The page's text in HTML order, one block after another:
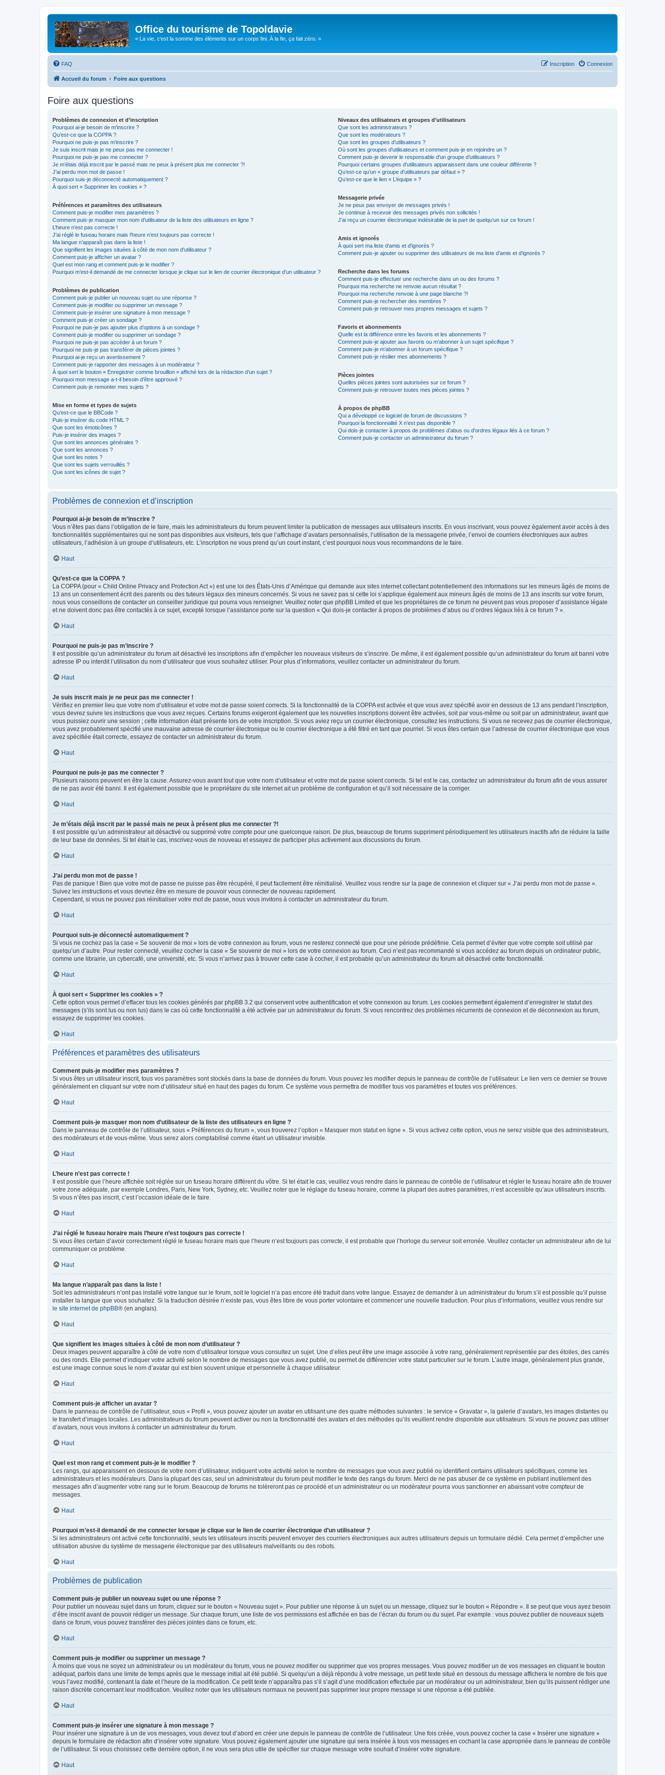
Office du tourisme de Topoldavie
« La vie, c'est la somme des éléments sur un corps fini. À la fin, ça fait zéro. »
FAQ Connexion
Inscription
Accueil du forum Foire aux questions
Foire aux questions
Problèmes de connexion et d’inscription
Pourquoi ai-je besoin de m’inscrire ?
Qu’est-ce que la COPPA ?
Pourquoi ne puis-je pas m’inscrire ?
Je suis inscrit mais je ne peux pas me connecter !
Pourquoi ne puis-je pas me connecter ?
Je m’étais déjà inscrit par le passé mais ne peux à présent plus me connecter ?!
J’ai perdu mon mot de passe !
Pourquoi suis-je déconnecté automatiquement ?
À quoi sert « Supprimer les cookies » ?
Préférences et paramètres des utilisateurs
Comment puis-je modifier mes paramètres ?
Comment puis-je masquer mon nom d’utilisateur de la liste des utilisateurs en ligne ?
L’heure n’est pas correcte !
J’ai réglé le fuseau horaire mais l’heure n’est toujours pas correcte !
Ma langue n’apparaît pas dans la liste !
Que signifient les images situées à côté de mon nom d’utilisateur ?
Comment puis-je afficher un avatar ?
Quel est mon rang et comment puis-je le modifier ?
Pourquoi m’est-il demandé de me connecter lorsque je clique sur le lien de courrier électronique d’un utilisateur ?
Problèmes de publication
Comment puis-je publier un nouveau sujet ou une réponse ?
Comment puis-je modifier ou supprimer un message ?
Comment puis-je insérer une signature à mon message ?
Comment puis-je créer un sondage ?
Pourquoi ne puis-je pas ajouter plus d’options à un sondage ?
Comment puis-je modifier ou supprimer un sondage ?
Pourquoi ne puis-je pas accéder à un forum ?
Pourquoi ne puis-je pas transférer de pièces jointes ?
Pourquoi ai-je reçu un avertissement ?
Comment puis-je rapporter des messages à un modérateur ?
À quoi sert le bouton « Enregistrer comme brouillon » affiché lors de la rédaction d’un sujet ?
Pourquoi mon message a-t-il besoin d’être approuvé ?
Comment puis-je remonter mes sujets ?
Mise en forme et types de sujets
Qu’est-ce que le BBCode ?
Puis-je insérer du code HTML ?
Que sont les émoticônes ?
Puis-je insérer des images ?
Que sont les annonces générales ?
Que sont les annonces ?
Que sont les notes ?
Que sont les sujets verrouillés ?
Que sont les icônes de sujet ?
Niveaux des utilisateurs et groupes d’utilisateurs
Que sont les administrateurs ?
Que sont les modérateurs ?
Que sont les groupes d’utilisateurs ?
Où sont les groupes d’utilisateurs et comment puis-je en rejoindre un ?
Comment puis-je devenir le responsable d’un groupe d’utilisateurs ?
Pourquoi certains groupes d’utilisateurs apparaissent dans une couleur différente ?
Qu’est-ce qu’un « groupe d’utilisateurs par défaut » ?
Qu’est-ce que le lien « L’équipe » ?
Messagerie privée
Je ne peux pas envoyer de messages privés !
Je continue à recevoir des messages privés non sollicités !
J’ai reçu un courrier électronique indésirable de la part de quelqu’un sur ce forum !
Amis et ignorés
À quoi sert ma liste d’amis et d’ignorés ?
Comment puis-je ajouter ou supprimer des utilisateurs de ma liste d’amis et d’ignorés ?
Recherche dans les forums
Comment puis-je effectuer une recherche dans un ou des forums ?
Pourquoi ma recherche ne renvoie aucun résultat ?
Pourquoi ma recherche renvoie à une page blanche ?!
Comment puis-je rechercher des membres ?
Comment puis-je retrouver mes propres messages et sujets ?
Favoris et abonnements
Quelle est la différence entre les favoris et les abonnements ?
Comment puis-je ajouter aux favoris ou m’abonner à un sujet spécifique ?
Comment puis-je m’abonner à un forum spécifique ?
Comment puis-je résilier mes abonnements ?
Pièces jointes
Quelles pièces jointes sont autorisées sur ce forum ?
Comment puis-je retrouver toutes mes pièces jointes ?
À propos de phpBB
Qui a développé ce logiciel de forum de discussions ?
Pourquoi la fonctionnalité X n’est pas disponible ?
Qui dois-je contacter à propos de problèmes d’abus ou d’ordres légaux liés à ce forum ?
Comment puis-je contacter un administrateur du forum ?
Problèmes de connexion et d’inscription
Pourquoi ai-je besoin de m’inscrire ?
Vous n’êtes pas dans l’obligation de le faire, mais les administrateurs du forum peuvent limiter la publication de messages aux utilisateurs inscrits. En vous inscrivant, vous pouvez également avoir accès à des
fonctionnalités supplémentaires qui ne sont pas disponibles aux visiteurs, tels que l’affichage d’avatars personnalisés, l’utilisation de la messagerie privée, l’envoi de courriers électroniques aux autres
utilisateurs, l’adhésion à un groupe d’utilisateurs, etc. L’inscription ne vous prend qu’un court instant, c’est pourquoi nous vous recommandons de le faire.
Haut
Qu’est-ce que la COPPA ?
La COPPA (pour « Child Online Privacy and Protection Act ») est une loi des États-Unis d’Amérique qui demande aux sites internet collectant potentiellement des informations sur les mineurs âgés de moins de
13 ans un consentement écrit des parents ou des tuteurs légaux des mineurs concernés. Si vous ne savez pas si cette loi s’applique également aux mineurs âgés de moins de 13 ans inscrits sur votre forum,
nous vous conseillons de contacter un conseiller juridique qui pourra vous renseigner. Veuillez noter que phpBB Limited et que les propriétaires de ce forum ne peuvent pas vous proposer d’assistance légale
et ne doivent donc pas être contactés à ce sujet, excepté lorsque l’assistance porte sur la question « Qui dois-je contacter à propos de problèmes d’abus ou d’ordres légaux liés à ce forum ? ».
Haut
Pourquoi ne puis-je pas m’inscrire ?
Il est possible qu’un administrateur du forum ait désactivé les inscriptions afin d’empêcher les nouveaux visiteurs de s’inscrire. De même, il est également possible qu’un administrateur du forum ait banni votre
adresse IP ou interdit l’utilisation du nom d’utilisateur que vous souhaitez utiliser. Pour plus d’informations, veuillez contacter un administrateur du forum.
Haut
Je suis inscrit mais je ne peux pas me connecter !
Vérifiez en premier lieu que votre nom d’utilisateur et votre mot de passe soient corrects. Si la fonctionnalité de la COPPA est activée et que vous avez spécifié avoir en dessous de 13 ans pendant l’inscription,
vous devrez suivre les instructions que vous avez reçues. Certains forums exigeront également que les nouvelles inscriptions doivent être activées, soit par vous-même ou soit par un administrateur, avant que
vous puissiez ouvrir une session ; cette information était présente lors de votre inscription. Si vous aviez reçu un courrier électronique, consultez les instructions. Si vous ne recevez pas de courrier électronique,
vous avez probablement spécifié une mauvaise adresse de courrier électronique ou le courrier électronique a été filtré en tant que pourriel. Si vous êtes certain que l’adresse de courrier électronique que vous
avez spécifiée était correcte, essayez de contacter un administrateur du forum.
Haut
Pourquoi ne puis-je pas me connecter ?
Plusieurs raisons peuvent en être la cause. Assurez-vous avant tout que votre nom d’utilisateur et votre mot de passe soient corrects. Si tel est le cas, contactez un administrateur du forum afin de vous assurer
de ne pas avoir été banni. Il est également possible que le propriétaire du site internet ait un problème de configuration et qu’il soit nécessaire de la corriger.
Haut
Je m’étais déjà inscrit par le passé mais ne peux à présent plus me connecter ?!
Il est possible qu’un administrateur ait désactivé ou supprimé votre compte pour une quelconque raison. De plus, beaucoup de forums suppriment périodiquement les utilisateurs inactifs afin de réduire la taille
de leur base de données. Si tel était le cas, inscrivez-vous de nouveau et essayez de participer plus activement aux discussions du forum.
Haut
J’ai perdu mon mot de passe !
Pas de panique ! Bien que votre mot de passe ne puisse pas être récupéré, il peut facilement être réinitialisé. Veuillez vous rendre sur la page de connexion et cliquer sur « J’ai perdu mon mot de passe ».
Suivez les instructions et vous devriez être en mesure de pouvoir vous connecter de nouveau rapidement.
Cependant, si vous ne pouvez pas réinitialiser votre mot de passe, nous vous invitons à contacter un administrateur du forum.
Haut
Pourquoi suis-je déconnecté automatiquement ?
Si vous ne cochez pas la case « Se souvenir de moi » lors de votre connexion au forum, vous ne resterez connecté que pour une période prédéfinie. Cela permet d’éviter que votre compte soit utilisé par
quelqu’un d’autre. Pour rester connecté, veuillez cocher la case « Se souvenir de moi » lors de votre connexion au forum. Ceci n’est pas recommandé si vous accédez au forum depuis un ordinateur public,
comme une librairie, un cybercafé, une université, etc. Si vous n’arrivez pas à trouver cette case à cocher, il est probable qu’un administrateur du forum ait désactivé cette fonctionnalité.
Haut
À quoi sert « Supprimer les cookies » ?
Cette option vous permet d’effacer tous les cookies générés par phpBB 3.2 qui conservent votre authentification et votre connexion au forum. Les cookies permettent également d’enregistrer le statut des
messages (s’ils sont lus ou non lus) dans le cas où cette fonctionnalité a été activée par un administrateur du forum. Si vous rencontrez des problèmes récurrents de connexion et de déconnexion au forum,
essayez de supprimer les cookies.
Haut
Préférences et paramètres des utilisateurs
Comment puis-je modifier mes paramètres ?
Si vous êtes un utilisateur inscrit, tous vos paramètres sont stockés dans la base de données du forum. Vous pouvez les modifier depuis le panneau de contrôle de l’utilisateur. Le lien vers ce dernier se trouve
généralement en cliquant sur votre nom d’utilisateur situé en haut des pages du forum. Ce système vous permettra de modifier tous vos paramètres et toutes vos préférences.
Haut
Comment puis-je masquer mon nom d’utilisateur de la liste des utilisateurs en ligne ?
Dans le panneau de contrôle de l’utilisateur, sous « Préférences du forum », vous trouverez l’option « Masquer mon statut en ligne ». Si vous activez cette option, vous ne serez visible que des administrateurs,
des modérateurs et de vous-même. Vous serez alors comptabilisé comme étant un utilisateur invisible.
Haut
L’heure n’est pas correcte !
Il est possible que l’heure affichée soit réglée sur un fuseau horaire différent du vôtre. Si tel était le cas, veuillez vous rendre dans le panneau de contrôle de l’utilisateur et régler le fuseau horaire afin de trouver
votre zone adéquate, par exemple Londres, Paris, New York, Sydney, etc. Veuillez noter que le réglage du fuseau horaire, comme la plupart des autres paramètres, n’est accessible qu’aux utilisateurs inscrits.
Si vous n’êtes pas inscrit, c’est l’occasion idéale de le faire.
Haut
J’ai réglé le fuseau horaire mais l’heure n’est toujours pas correcte !
Si vous êtes certain d’avoir correctement réglé le fuseau horaire mais que l’heure n’est toujours pas correcte, il est probable que l’horloge du serveur soit erronée. Veuillez contacter un administrateur afin de lui
communiquer ce problème.
Haut
Ma langue n’apparaît pas dans la liste !
Soit les administrateurs n’ont pas installé votre langue sur le forum, soit le logiciel n’a pas encore été traduit dans votre langue. Essayez de demander à un administrateur du forum s’il est possible qu’il puisse
installer la langue que vous souhaitez. Si la traduction désirée n’existe pas, vous êtes libre de vous porter volontaire et commencer une nouvelle traduction. Pour plus d’informations, veuillez vous rendre sur
le site internet de phpBB® (en anglais).
Haut
Que signifient les images situées à côté de mon nom d’utilisateur ?
Deux images peuvent apparaître à côté de votre nom d’utilisateur lorsque vous consultez un sujet. Une d’elles peut être une image associée à votre rang, généralement représentée par des étoiles, des carrés
ou des ronds. Elle permet d’indiquer votre activité selon le nombre de messages que vous avez publié, ou permet de différencier votre statut particulier sur le forum. L’autre image, généralement plus grande,
est une image connue sous le nom d’avatar qui est bien souvent unique et personnelle à chaque utilisateur.
Haut
Comment puis-je afficher un avatar ?
Dans le panneau de contrôle de l’utilisateur, sous « Profil », vous pouvez ajouter un avatar en utilisant une des quatre méthodes suivantes : le service « Gravatar », la galerie d’avatars, les images distantes ou
le transfert d’images locales. Les administrateurs du forum peuvent activer ou non la fonctionnalité des avatars et des méthodes qu’ils veuillent rendre disponible aux utilisateurs. Si vous ne pouvez pas utiliser
d’avatars, nous vous invitons à contacter un administrateur du forum.
Haut
Quel est mon rang et comment puis-je le modifier ?
Les rangs, qui apparaissent en dessous de votre nom d’utilisateur, indiquent votre activité selon le nombre de messages que vous avez publié ou identifient certains utilisateurs spécifiques, comme les
administrateurs et les modérateurs. Dans la plupart des cas, seul un administrateur du forum peut modifier le texte des rangs du forum. Merci de ne pas abuser de ce système en publiant inutilement des
messages afin d’augmenter votre rang sur le forum. Beaucoup de forums ne toléreront pas ce procédé et un administrateur ou un modérateur pourra vous sanctionner en abaissant votre compteur de
messages.
Haut
Pourquoi m’est-il demandé de me connecter lorsque je clique sur le lien de courrier électronique d’un utilisateur ?
Si les administrateurs ont activé cette fonctionnalité, seuls les utilisateurs inscrits peuvent envoyer des courriers électroniques aux autres utilisateurs depuis un formulaire dédié. Cela permet d’empêcher une
utilisation abusive du système de messagerie électronique par des utilisateurs malveillants ou des robots.
Haut
Problèmes de publication
Comment puis-je publier un nouveau sujet ou une réponse ?
Pour publier un nouveau sujet dans un forum, cliquez sur le bouton « Nouveau sujet ». Pour publier une réponse à un sujet ou un message, cliquez sur le bouton « Répondre ». Il se peut que vous ayez besoin
d’être inscrit avant de pouvoir rédiger un message. Sur chaque forum, une liste de vos permissions est affichée en bas de l’écran du forum ou du sujet. Par exemple : vous pouvez publier de nouveaux sujets
dans ce forum, vous pouvez transférer des pièces jointes dans ce forum, etc.
Haut
Comment puis-je modifier ou supprimer un message ?
À moins que vous ne soyez un administrateur ou un modérateur du forum, vous ne pouvez modifier ou supprimer que vos propres messages. Vous pouvez modifier un de vos messages en cliquant le bouton
adéquat, parfois dans une limite de temps après que le message initial ait été publié. Si quelqu’un a déjà répondu à votre message, un petit texte situé en dessous du message affichera le nombre de fois que
vous l’avez modifié, contenant la date et l’heure de la modification. Ce petit texte n’apparaîtra pas s’il s’agit d’une modification effectuée par un modérateur ou un administrateur, bien qu’ils puissent rédiger une
raison discrète concernant leur modification. Veuillez noter que les utilisateurs normaux ne peuvent pas supprimer leur propre message si une réponse a été publiée.
Haut
Comment puis-je insérer une signature à mon message ?
Pour insérer une signature à un de vos messages, vous devez tout d’abord en créer une depuis le panneau de contrôle de l’utilisateur. Une fois créée, vous pouvez cocher la case « Insérer une signature »
depuis le formulaire de rédaction afin d’insérer votre signature. Vous pouvez également ajouter une signature qui sera insérée à tous vos messages en cochant la case appropriée dans le panneau de contrôle
de l’utilisateur. Si vous choisissez cette dernière option, il ne vous sera plus utile de spécifier sur chaque message votre souhait d’insérer votre signature.
Haut